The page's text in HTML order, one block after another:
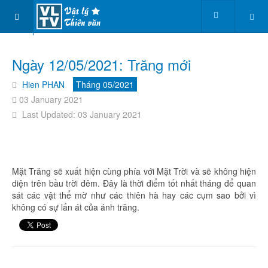
Ngày 12/05/2021: Trăng mới
Hien PHAN
Tháng 05/2021
03 January 2021
Last Updated: 03 January 2021
Mặt Trăng sẽ xuất hiện cùng phía với Mặt Trời và sẽ không hiện
diện trên bầu trời đêm. Đây là thời điểm tốt nhất tháng để quan
sát các vật thể mờ như các thiên hà hay các cụm sao bởi vì
không có sự lấn át của ánh trăng.